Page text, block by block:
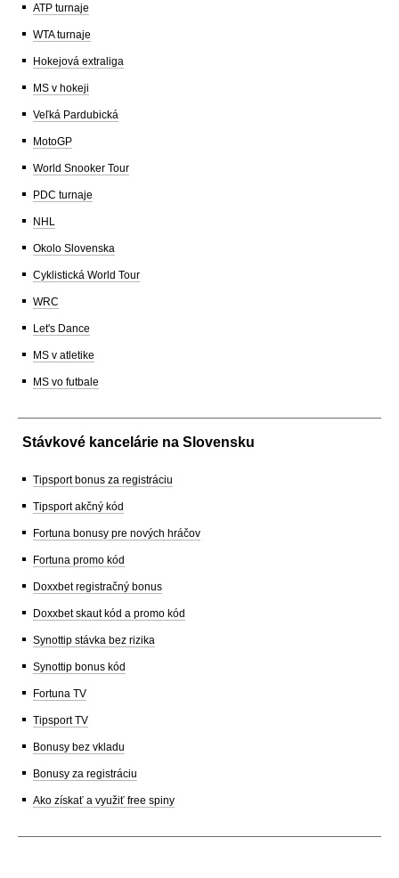
ATP turnaje
WTA turnaje
Hokejová extraliga
MS v hokeji
Veľká Pardubická
MotoGP
World Snooker Tour
PDC turnaje
NHL
Okolo Slovenska
Cyklistická World Tour
WRC
Let's Dance
MS v atletike
MS vo futbale
Stávkové kancelárie na Slovensku
Tipsport bonus za registráciu
Tipsport akčný kód
Fortuna bonusy pre nových hráčov
Fortuna promo kód
Doxxbet registračný bonus
Doxxbet skaut kód a promo kód
Synottip stávka bez rizika
Synottip bonus kód
Fortuna TV
Tipsport TV
Bonusy bez vkladu
Bonusy za registráciu
Ako získať a využiť free spiny